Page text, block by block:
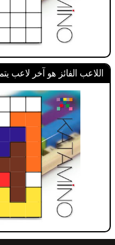
اللاعب الفائز هو آخر لاعب